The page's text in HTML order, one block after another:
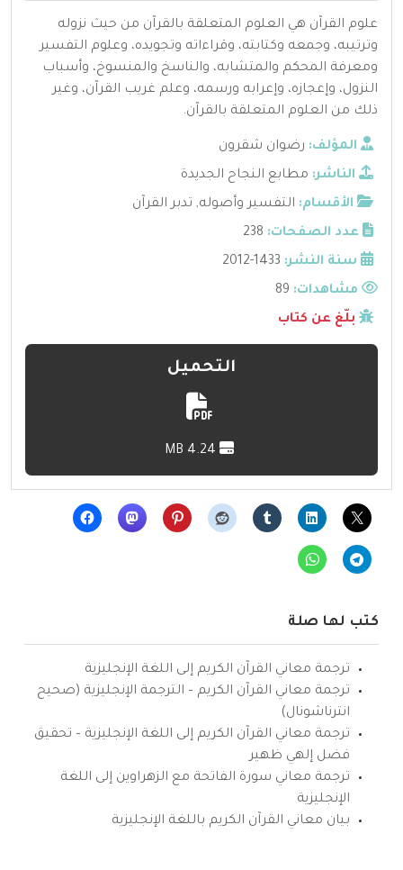
علوم القرآن هي العلوم المتعلقة بالقرآن من حيث نزوله
وترتيبه، وجمعه وكتابته، وقراءاته وتجويده، وعلوم التفسير
ومعرفة المحكم والمتشابه، والناسخ والمنسوخ، وأسباب
النزول، وإعجازه، وإعرابه ورسمه، وعلم غريب القرآن، وغير
ذلك من العلوم المتعلقة بالقرآن.
المؤلف: رضوان شقرون
الناشر: مطابع النجاح الجديدة
الأقسام: التفسير وأصوله, تدبر القرآن
عدد الصفحات: 238
سنة النشر: 1433-2012
مشاهدات:
بلّغ عن كتاب
التحميل
كتب لها صلة
ترجمة معاني القرآن الكريم إلى اللغة الإنجليزية
ترجمة معاني القرآن الكريم – الترجمة الإنجليزية (صحيح
انترناشونال)
ترجمة معاني القرآن الكريم إلى اللغة الإنجليزية – تحقيق
فضل إلهي ظهير
ترجمة معاني سورة الفاتحة مع الزهراوين إلى اللغة
الإنجليزية
بيان معاني القرآن الكريم باللغة الإنجليزية